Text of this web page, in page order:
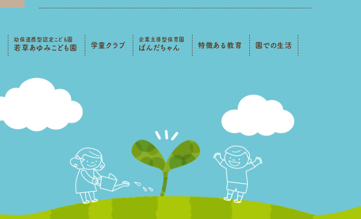
幼保連携型認定こども園
若草あゆみこども園 学童クラブ
企業主導型保育園
ぱんだちゃん 特徴ある教育 園での生活